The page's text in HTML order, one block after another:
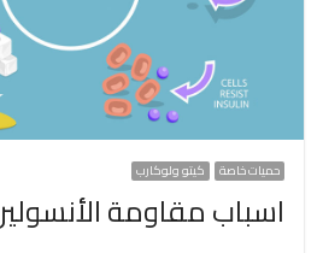
حميات خاصة كيتو ولوكارب
اسباب مقاومة